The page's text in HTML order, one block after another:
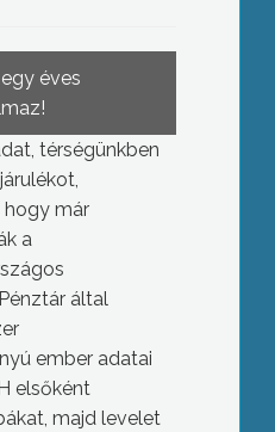
éves
térségünkben
hogy már
a
által
ember adatai
elsőként
majd levelet